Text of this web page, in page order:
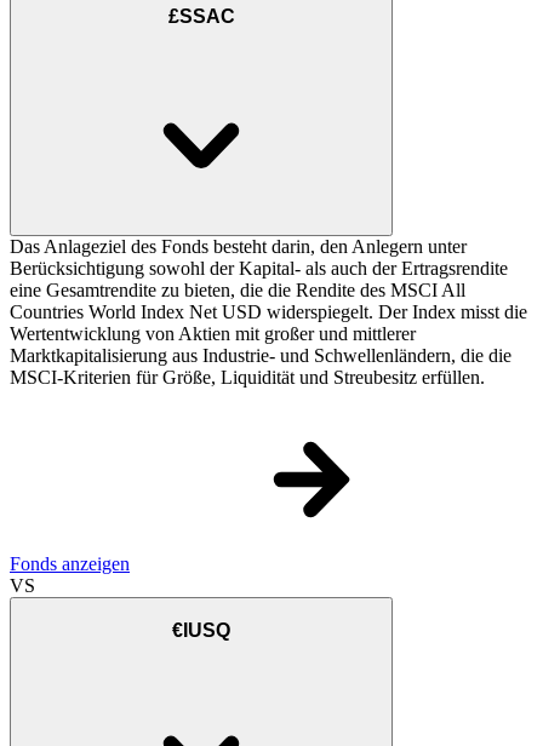
£SSAC
Das Anlageziel des Fonds besteht darin, den Anlegern unter
Berücksichtigung sowohl der Kapital- als auch der Ertragsrendite
eine Gesamtrendite zu bieten, die die Rendite des MSCI All
Countries World Index Net USD widerspiegelt. Der Index misst die
Wertentwicklung von Aktien mit großer und mittlerer
Marktkapitalisierung aus Industrie- und Schwellenländern, die die
MSCI-Kriterien für Größe, Liquidität und Streubesitz erfüllen.
Fonds anzeigen
VS
€IUSQ